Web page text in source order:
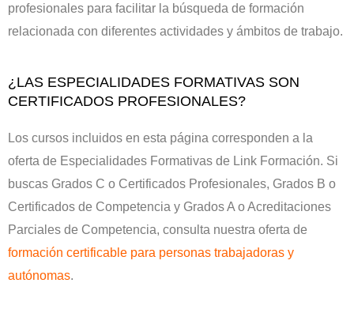
profesionales para facilitar la búsqueda de formación
relacionada con diferentes actividades y ámbitos de trabajo.
¿LAS ESPECIALIDADES FORMATIVAS SON
CERTIFICADOS PROFESIONALES?
Los cursos incluidos en esta página corresponden a la
oferta de Especialidades Formativas de Link Formación. Si
buscas Grados C o Certificados Profesionales, Grados B o
Certificados de Competencia y Grados A o Acreditaciones
Parciales de Competencia, consulta nuestra oferta de
formación certificable para personas trabajadoras y
autónomas.